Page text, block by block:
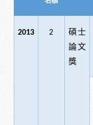
2013 2
碩士
論文
獎